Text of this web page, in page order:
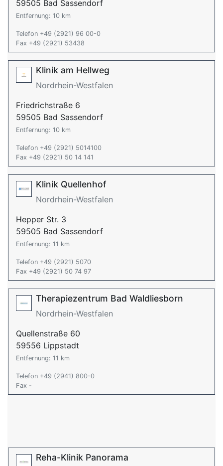
59505 Bad Sassendorf
Entfernung: 10 km
Telefon +49 (2921) 96 00-0
Fax +49 (2921) 53438
Klinik am Hellweg
Nordrhein-Westfalen
Friedrichstraße 6
59505 Bad Sassendorf
Entfernung: 10 km
Telefon +49 (2921) 5014100
Fax +49 (2921) 50 14 141
Klinik Quellenhof
Nordrhein-Westfalen
Hepper Str. 3
59505 Bad Sassendorf
Entfernung: 11 km
Telefon +49 (2921) 5070
Fax +49 (2921) 50 74 97
Therapiezentrum Bad Waldliesborn
Nordrhein-Westfalen
Quellenstraße 60
59556 Lippstadt
Entfernung: 11 km
Telefon +49 (2941) 800-0
Fax -
Reha-Klinik Panorama